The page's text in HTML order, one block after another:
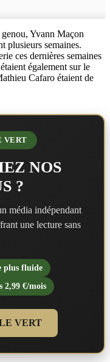
Yvann Maçon
plusieurs semaines.
ces dernières semaines
étaient également sur le
Cafaro étaient de
VERT
NOS
?
média indépendant
une lecture sans
plus fluide
2,99 €/mois
VERT